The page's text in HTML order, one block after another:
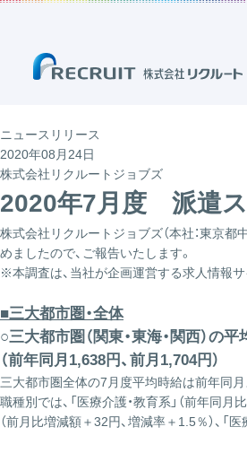
ニュースリリース
2020年08月24日
株式会社リクルートジョブズ
2020年7月度 派遣
株式会社リクルートジョブズ（本社：東京都
めましたので、ご報告いたします。
※本調査は、当社が企画運営する求人情報
■三大都市圏・全体
○三大都市圏（関東・東海・関西）の
（前年同月1,638円、前月1,704円）
三大都市圏全体の7月度平均時給は前年同
職種別では、「医療介護・教育系」（前年同月
（前月比増減額＋32円、増減率＋1.5％）、「